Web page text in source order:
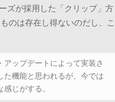
ズが採用した「クリップ」方
のは存在し得ないのだし、こ
アップデートによって実装さ
た機能と思われるが、今では
じがする。